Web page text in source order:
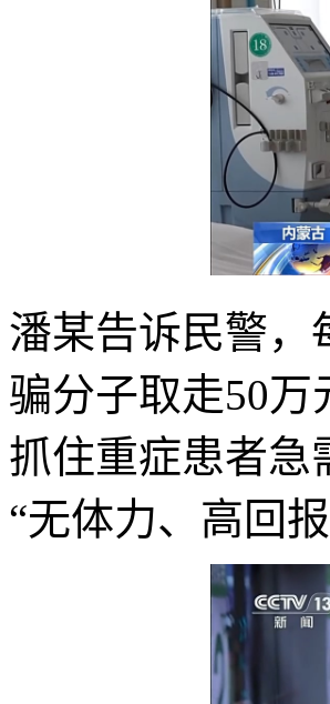
潘某告诉民警，
骗分子取走50万
抓住重症患者急
“无体力、高回